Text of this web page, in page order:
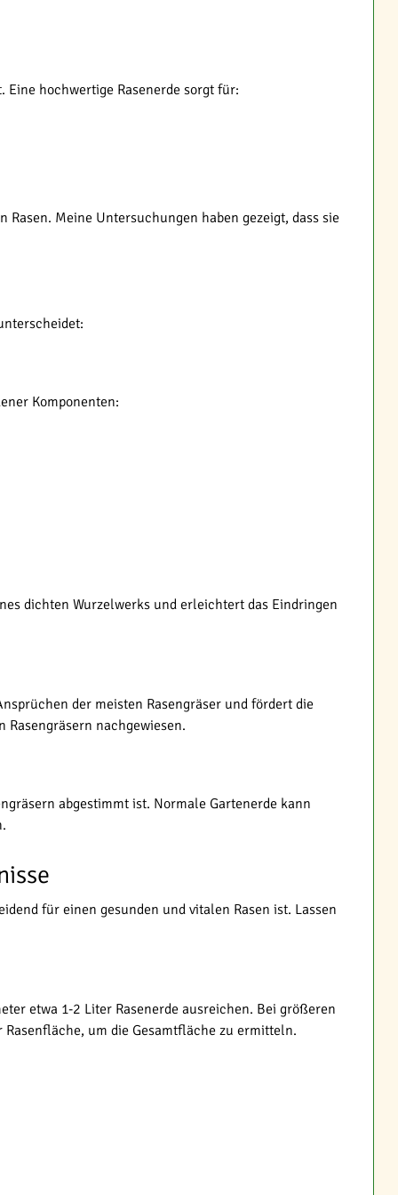
Eine hochwertige Rasenerde sorgt für:
Meine Untersuchungen haben gezeigt, dass sie
Komponenten:
dichten Wurzelwerks und erleichtert das Eindringen
der meisten Rasengräser und fördert die
nachgewiesen.
abgestimmt ist. Normale Gartenerde kann
für einen gesunden und vitalen Rasen ist. Lassen
etwa 1-2 Liter Rasenerde ausreichen. Bei größeren
um die Gesamtfläche zu ermitteln.